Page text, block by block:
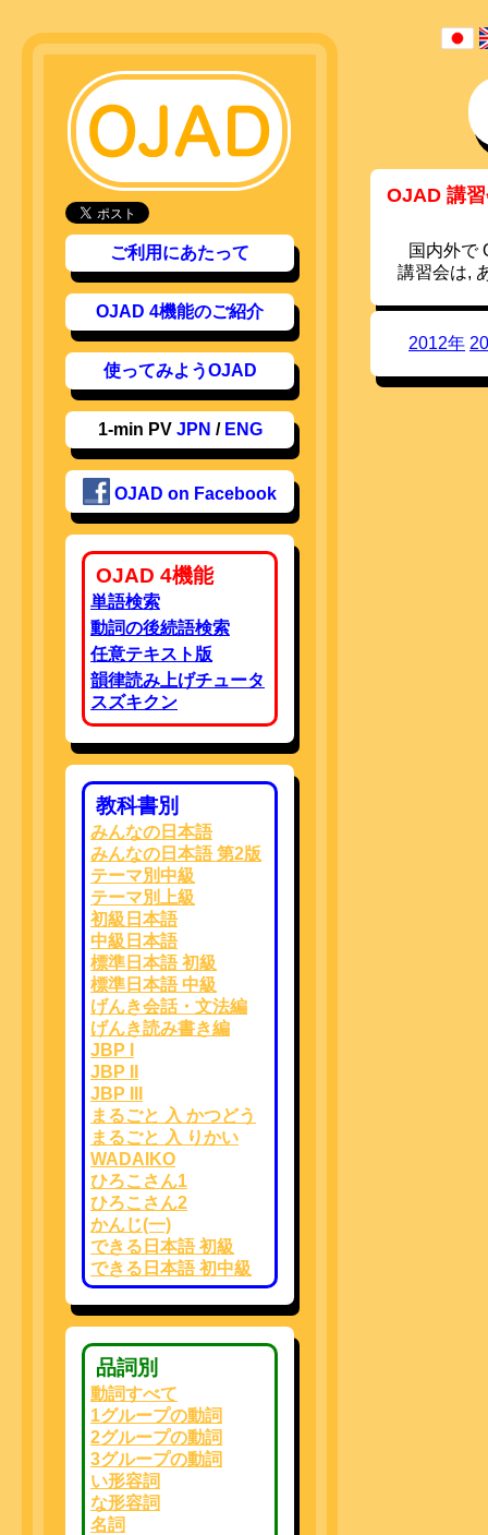
ご利用にあたって
OJAD 4機能のご紹介
使ってみようOJAD
1-min PV JPN / ENG
OJAD on Facebook
OJAD 4機能
単語検索
動詞の後続語検索
任意テキスト版
韻律読み上げチュータ
スズキクン
教科書別
みんなの日本語
みんなの日本語 第2版
テーマ別中級
テーマ別上級
初級日本語
中級日本語
標準日本語 初級
標準日本語 中級
げんき会話・文法編
げんき読み書き編
JBP I
JBP II
JBP III
まるごと 入 かつどう
まるごと 入 りかい
WADAIKO
ひろこさん1
ひろこさん2
かんじ(一)
できる日本語 初級
できる日本語 初中級
品詞別
動詞すべて
1グループの動詞
2グループの動詞
3グループの動詞
い形容詞
な形容詞
名詞
OJAD 講
国内外で
講習会は,
2012年